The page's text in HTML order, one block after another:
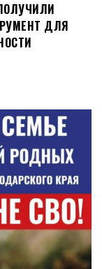
ДЛЯ